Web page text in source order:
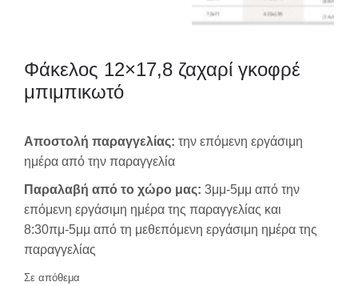
Φάκελος 12×17,8 ζαχαρί γκοφρέ
μπιμπικωτό
Αποστολή παραγγελίας: την επόμενη εργάσιμη
ημέρα από την παραγγελία
Παραλαβή από το χώρο μας: 3μμ-5μμ από την
επόμενη εργάσιμη ημέρα της παραγγελίας και
8:30πμ-5μμ από τη μεθεπόμενη εργάσιμη ημέρα της
παραγγελίας
Σε απόθεμα